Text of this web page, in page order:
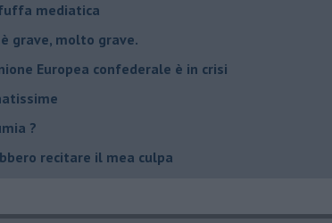
mediatica
grave, molto grave.
Europea confederale è in crisi
?
recitare il mea culpa